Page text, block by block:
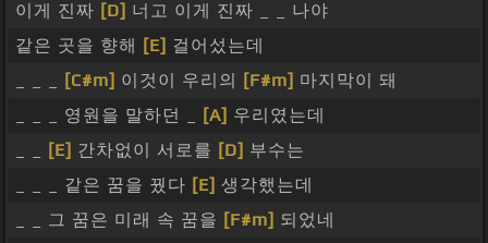
이게 진짜 [D] 너고 이게 진짜 _ _ 나야
같은 곳을 향해
[E] 걸어섰는데
[C#m] 이것이 우리의 [F#m] 마지막이 돼
_ _ _ 영원을 말하던 _
[A] 우리였는데
[E] 간차없이 서로를 [D] 부수는
_ _ _ 같은 꿈을 꿨다 [E] 생각했는데
_ _ 그 꿈은 미래 속 꿈을 [F#m] 되었네